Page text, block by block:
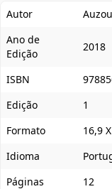
Autor
Auzou
Ano de
Edição
2018
ISBN
Edição
1
Formato
16,9
Idioma
Páginas
12